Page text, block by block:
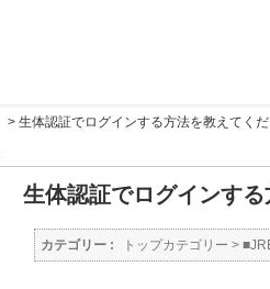
> 生体認証でログインする方法を教えてくだ
生体認証でログインする
カテゴリー : トップカテゴリー >